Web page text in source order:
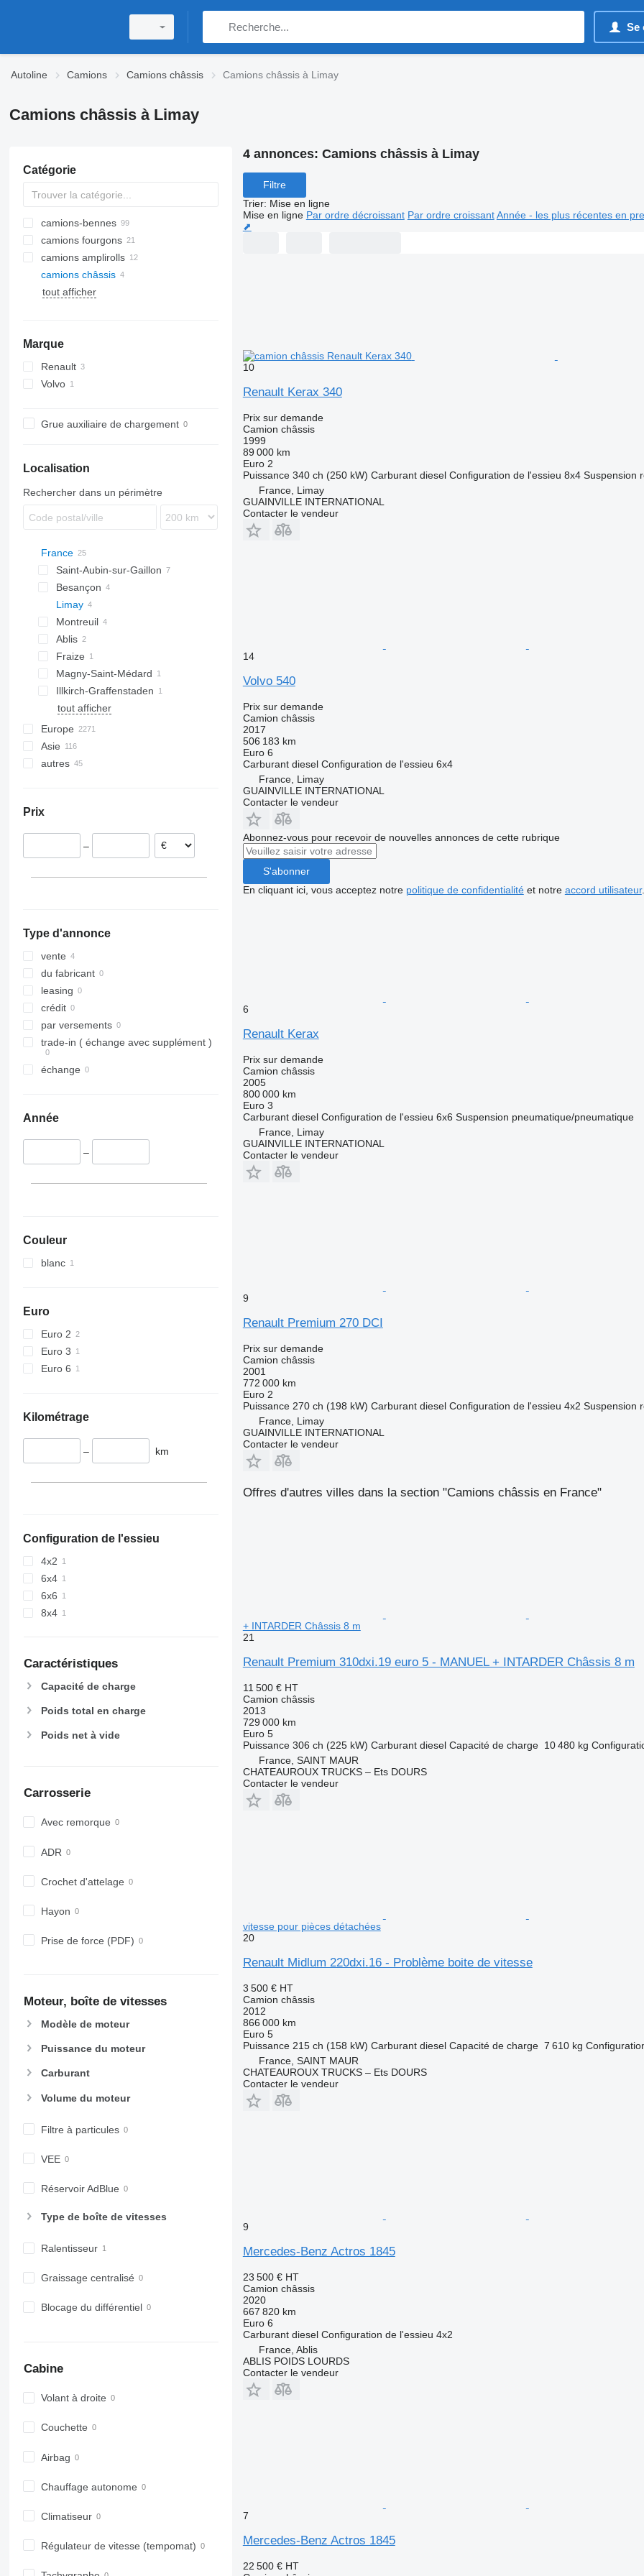
Se
Autoline Camions Camions châssis Camions châssis à Limay
Camions châssis à Limay
Catégorie
camions-bennes
camions fourgons
camions amplirolls
camions châssis
tout afficher
Marque
Renault
Kerax
Volvo
Grue auxiliaire de chargement
Localisation
Rechercher dans un périmètre
France
Saint-Aubin-sur-Gaillon
Besançon
Limay
Montreuil
Ablis
Fraize
Magny-Saint-Médard
Illkirch-Graffenstaden
tout afficher
Europe
Allemagne
Pays-Bas
Lituanie
Italie
Asie
Chine
Ouzbékistan
Singapour
autres
Colombie
Chili
Prix
–
Type d'annonce
vente
du fabricant
leasing
crédit
par versements
trade-in ( échange avec supplément )
échange
Année
–
Couleur
blanc
Euro
Euro 2
Euro 3
Euro 6
Kilométrage
– km
Configuration de l'essieu
4x2
6x4
6x6
8x4
Caractéristiques
Capacité de charge
Poids total en charge
Poids net à vide
Carrosserie
Avec remorque
ADR
Crochet d'attelage
Hayon
Prise de force (PDF)
Moteur, boîte de vitesses
Modèle de moteur
Puissance du moteur
Carburant
Volume du moteur
Filtre à particules
VEE
Réservoir AdBlue
Type de boîte de vitesses
Ralentisseur
Graissage centralisé
Blocage du différentiel
Cabine
Volant à droite
Couchette
Airbag
Chauffage autonome
Climatiseur
Régulateur de vitesse (tempomat)
4 annonces: Camions châssis à Limay
Filtre
Trier: Mise en ligne
Mise en ligne Par ordre décroissant Par ordre croissant Année - les plus récentes en
⬈
10
Renault Kerax 340
Prix sur demande
Camion châssis
1999
89 000 km
Euro 2
Puissance 340 ch (250 kW) Carburant diesel Configuration de l'essieu 8x4 Suspension
France, Limay
GUAINVILLE INTERNATIONAL
Contacter le vendeur
14
Volvo 540
Prix sur demande
Camion châssis
2017
506 183 km
Euro 6
Carburant diesel Configuration de l'essieu 6x4
France, Limay
GUAINVILLE INTERNATIONAL
Contacter le vendeur
Abonnez-vous pour recevoir de nouvelles annonces de cette rubrique
S'abonner
En cliquant ici, vous acceptez notre politique de confidentialitéet notre accord utilisateur.
6
Renault Kerax
Prix sur demande
Camion châssis
2005
800 000 km
Euro 3
Carburant diesel Configuration de l'essieu 6x6 Suspension pneumatique/pneumatique
France, Limay
GUAINVILLE INTERNATIONAL
Contacter le vendeur
9
Renault Premium 270 DCI
Prix sur demande
Camion châssis
2001
772 000 km
Euro 2
Puissance 270 ch (198 kW) Carburant diesel Configuration de l'essieu 4x2 Suspension
France, Limay
GUAINVILLE INTERNATIONAL
Contacter le vendeur
Offres d'autres villes dans la section "Camions châssis en France"
+ INTARDER Châssis 8 m
21
Renault Premium 310dxi.19 euro 5 - MANUEL + INTARDER Châssis 8 m
11 500 € HT
Camion châssis
2013
729 000 km
Euro 5
Puissance 306 ch (225 kW) Carburant diesel Capacité de charge 10 480 kg
France, SAINT MAUR
CHATEAUROUX TRUCKS – Ets DOURS
Contacter le vendeur
vitesse pour pièces détachées
20
Renault Midlum 220dxi.16 - Problème boite de vitesse
3 500 € HT
Camion châssis
2012
866 000 km
Euro 5
Puissance 215 ch (158 kW) Carburant diesel Capacité de charge 7 610 kg
France, SAINT MAUR
CHATEAUROUX TRUCKS – Ets DOURS
Contacter le vendeur
9
Mercedes-Benz Actros 1845
23 500 € HT
Camion châssis
2020
667 820 km
Euro 6
Carburant diesel Configuration de l'essieu 4x2
France, Ablis
ABLIS POIDS LOURDS
Contacter le vendeur
7
Mercedes-Benz Actros 1845
22 500 € HT